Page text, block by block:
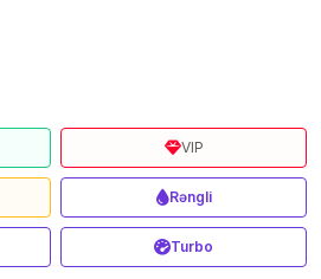
VIP
Rəngli
Turbo